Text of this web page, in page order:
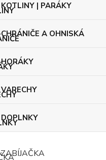
KOTLINY | PARÁKY
CHRÁNIČE A OHNISKÁ
HORÁKY
VARECHY
DOPLNKY
ZABÍJAČKA